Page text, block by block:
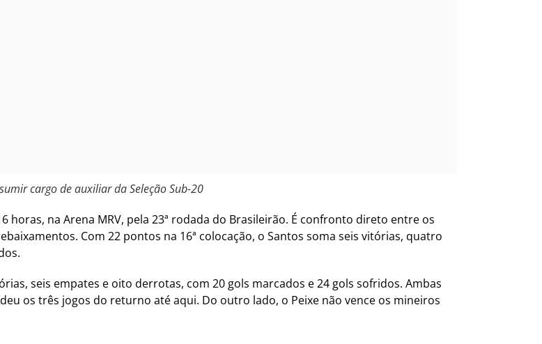
cargo de auxiliar da Seleção Sub-20
horas, na Arena MRV, pela 23ª rodada do Brasileirão. É confronto direto entre os
Com 22 pontos na 16ª colocação, o Santos soma seis vitórias, quatro
seis empates e oito derrotas, com 20 gols marcados e 24 gols sofridos. Ambas
os três jogos do returno até aqui. Do outro lado, o Peixe não vence os mineiros